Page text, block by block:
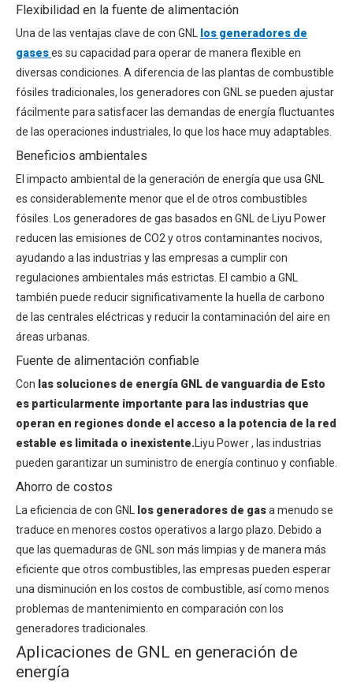
Flexibilidad en la fuente de alimentación
Una de las ventajas clave de con GNL
los generadores de
gaseses su capacidad para operar de manera flexible en
diversas condiciones. A diferencia de las plantas de combustible
fósiles tradicionales, los generadores con GNL se pueden ajustar
fácilmente para satisfacer las demandas de energía fluctuantes
de las operaciones industriales, lo que los hace muy adaptables.
Beneficios ambientales
El impacto ambiental de la generación de energía que usa GNL
es considerablemente menor que el de otros combustibles
fósiles. Los generadores de gas basados ​​en GNL de Liyu Power
reducen las emisiones de CO2 y otros contaminantes nocivos,
ayudando a las industrias y las empresas a cumplir con
regulaciones ambientales más estrictas. El cambio a GNL
también puede reducir significativamente la huella de carbono
de las centrales eléctricas y reducir la contaminación del aire en
áreas urbanas.
Fuente de alimentación confiable
Con las soluciones de energía GNL de vanguardia de Esto
es particularmente importante para las industrias que
operan en regiones donde el acceso a la potencia de la red
estable es limitada o inexistente. Liyu Power , las industrias
pueden garantizar un suministro de energía continuo y confiable.
Ahorro de costos
La eficiencia de con GNL los generadores de gasa menudo se
traduce en menores costos operativos a largo plazo. Debido a
que las quemaduras de GNL son más limpias y de manera más
eficiente que otros combustibles, las empresas pueden esperar
una disminución en los costos de combustible, así como menos
problemas de mantenimiento en comparación con los
generadores tradicionales.
Aplicaciones de GNL en generación de
energía